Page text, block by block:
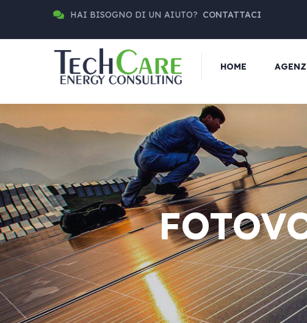
HAI BISOGNO DI UN AIUTO? CONTATTACI
HOME